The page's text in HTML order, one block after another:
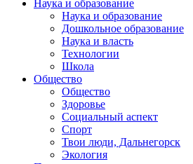
Наука и образование
Наука и образование
Дошкольное образование
Наука и власть
Технологии
Школа
Общество
Общество
Здоровье
Социальный аспект
Спорт
Твои люди, Дальнегорск
Экология